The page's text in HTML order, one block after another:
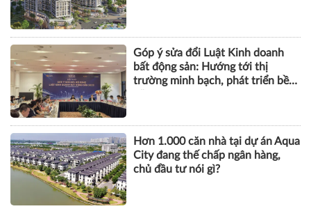
Góp ý sửa đổi Luật Kinh doanh
bất động sản: Hướng tới thị
trường minh bạch, phát triển bền
Hơn 1.000 căn nhà tại dự án Aqua
City đang thế chấp ngân hàng,
chủ đầu tư nói gì?